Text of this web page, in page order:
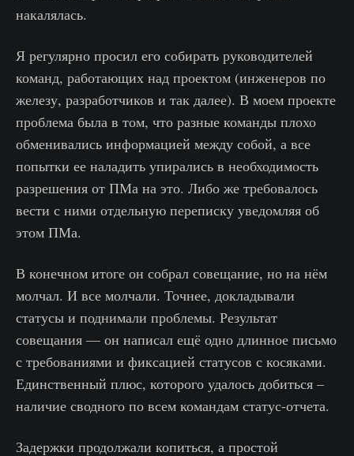
накалялась.
Я регулярно просил его собирать руководителей
команд, работающих над проектом (инженеров по
железу, разработчиков и так далее). В моем проекте
проблема была в том, что разные команды плохо
обменивались информацией между собой, а все
попытки ее наладить упирались в необходимость
разрешения от ПМа на это. Либо же требовалось
вести с ними отдельную переписку уведомляя об
этом ПМа.
В конечном итоге он собрал совещание, но на нём
молчал. И все молчали. Точнее, докладывали
статусы и поднимали проблемы. Результат
совещания — он написал ещё одно длинное письмо
с требованиями и фиксацией статусов с косяками.
Единственный плюс, которого удалось добиться –
наличие сводного по всем командам статус-отчета.
Задержки продолжали копиться, а простой